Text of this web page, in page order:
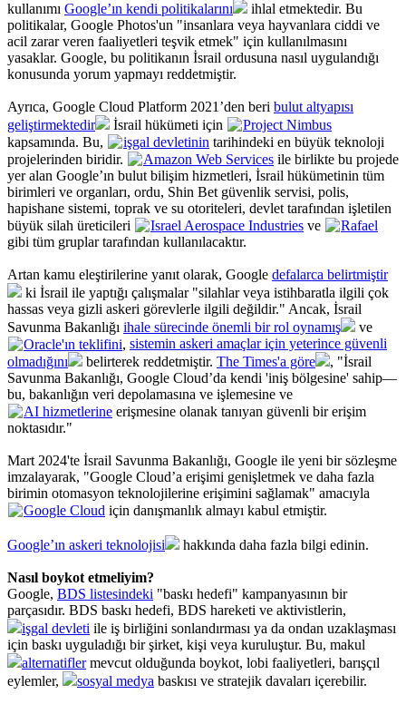
kullanımı Google’ın kendi politikalarını
ihlal etmektedir. Bu
politikalar, Google Photos'un "insanlara veya hayvanlara ciddi ve
acil zarar veren faaliyetleri teşvik etmek" için kullanılmasını
yasaklar. Google, bu politikanın İsrail ordusuna nasıl uygulandığı
konusunda yorum yapmayı reddetmiştir.
Ayrıca, Google Cloud Platform 2021’den beri bulut altyapısı
geliştirmektedir
İsrail hükümeti için
Project Nimbus
kapsamında. Bu,
işgal devletinin tarihindeki en büyük teknoloji
projelerinden biridir.
Amazon Web Services ile birlikte bu projede
yer alan Google’ın bulut bilişim hizmetleri, İsrail hükümetinin tüm
birimleri ve organları, ordu, Shin Bet güvenlik servisi, polis,
hapishane sistemi, toprak ve su otoriteleri, devlet tarafından işletilen
büyük silah üreticileri
Israel Aerospace Industries ve
Rafael
gibi tüm gruplar tarafından kullanılacaktır.
Artan kamu eleştirilerine yanıt olarak, Google defalarca belirtmiştir
ki İsrail ile yaptığı çalışmalar "silahlar veya istihbaratla ilgili çok
hassas veya gizli askeri görevlerle ilgili değildir." Ancak, İsrail
Savunma Bakanlığı ihale sürecinde önemli bir rol oynamış
ve
Oracle'ın teklifini, sistemin askeri amaçlar için yeterince güvenli
olmadığını
belirterek reddetmiştir. The Times'a göre
, "İsrail
Savunma Bakanlığı, Google Cloud’da kendi 'iniş bölgesine' sahip—
bu, bakanlığın veri depolamasına ve işlemesine ve
AI hizmetlerine erişmesine olanak tanıyan güvenli bir erişim
noktasıdır."
Mart 2024'te İsrail Savunma Bakanlığı, Google ile yeni bir sözleşme
imzalayarak, "Google Cloud’a erişimi genişletmek ve daha fazla
birimin otomasyon teknolojilerine erişimini sağlamak" amacıyla
Google Cloud için danışmanlık almayı kabul etmiştir.
Google’ın askeri teknolojisi hakkında daha fazla bilgi edinin.
Nasıl boykot etmeliyim?
Google, BDS listesindeki "baskı hedefi" kampanyasının bir
parçasıdır. BDS baskı hedefi, BDS hareketi ve aktivistlerin,
işgal devleti ile iş birliğini sonlandırması ya da ondan uzaklaşması
için baskı uyguladığı bir şirket, kişi veya kuruluştur. Bu, makul
alternatiflermevcut olduğunda boykot, lobi faaliyetleri, barışçıl
eylemler,
sosyal medya baskısı ve stratejik davaları içerebilir.